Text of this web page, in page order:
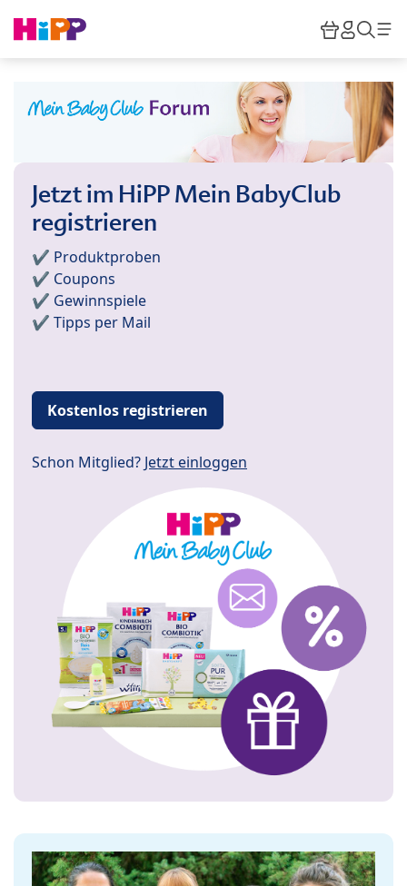
HiPP
Jetzt im HiPP Mein BabyClub
registrieren
✔️ Produktproben
✔️ Coupons
✔️ Gewinnspiele
✔️ Tipps per Mail
Kostenlos registrieren
Schon Mitglied? Jetzt einloggen